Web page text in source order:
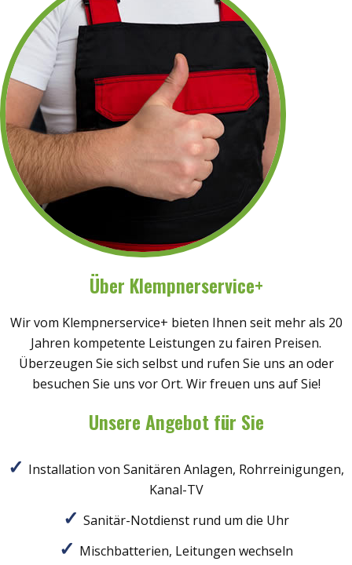
Über Klempnerservice+
Wir vom Klempnerservice+ bieten Ihnen seit mehr als 20
Jahren kompetente Leistungen zu fairen Preisen.
Überzeugen Sie sich selbst und rufen Sie uns an oder
besuchen Sie uns vor Ort. Wir freuen uns auf Sie!
Unsere Angebot für Sie
Installation von Sanitären Anlagen, Rohrreinigungen,
Kanal-TV
Sanitär-Notdienst rund um die Uhr
Mischbatterien, Leitungen wechseln